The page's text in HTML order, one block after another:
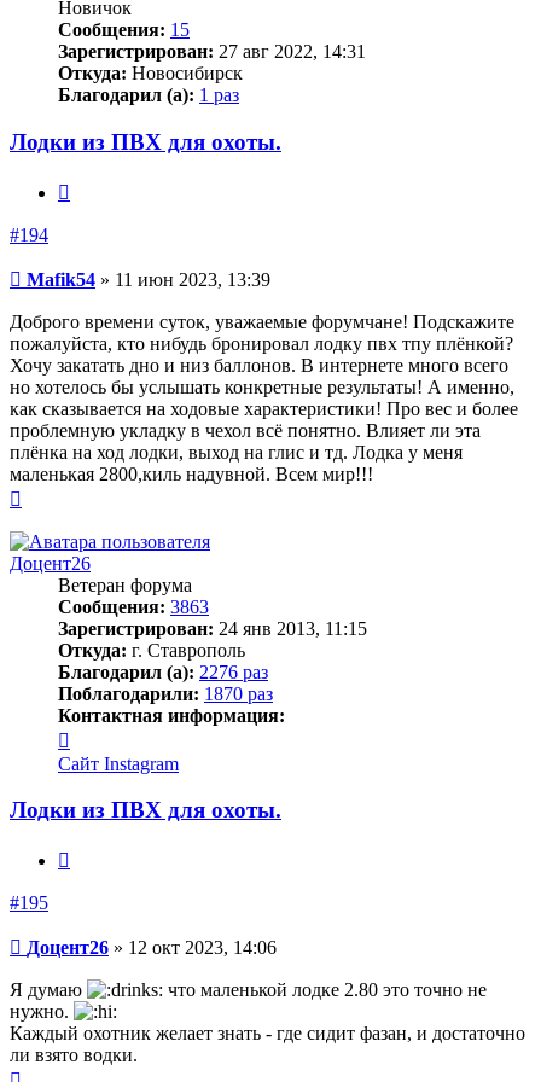
Новичок
Сообщения: 15
Зарегистрирован: 27 авг 2022, 14:31
Откуда: Новосибирск
Благодарил (а): 1 раз
Лодки из ПВХ для охоты.
#194
Сообщение
Mafik54 » 11 июн 2023, 13:39
Доброго времени суток, уважаемые форумчане! Подскажите
пожалуйста, кто нибудь бронировал лодку пвх тпу плёнкой?
Хочу закатать дно и низ баллонов. В интернете много всего
но хотелось бы услышать конкретные результаты! А именно,
как сказывается на ходовые характеристики! Про вес и более
проблемную укладку в чехол всё понятно. Влияет ли эта
плёнка на ход лодки, выход на глис и тд. Лодка у меня
маленькая 2800,киль надувной. Всем мир!!!
началу
Доцент26
Ветеран форума
Сообщения: 3863
Зарегистрирован: 24 янв 2013, 11:15
Откуда: г. Ставрополь
Благодарил (а): 2276 раз
Поблагодарили: 1870 раз
Контактная информация:
информация
пользователя
Доцент26
Сайт Instagram
Лодки из ПВХ для охоты.
#195
Сообщение
Доцент26 » 12 окт 2023, 14:06
Я думаю
что маленькой лодке 2.80 это точно не
нужно.
Каждый охотник желает знать - где сидит фазан, и достаточно
ли взято водки.